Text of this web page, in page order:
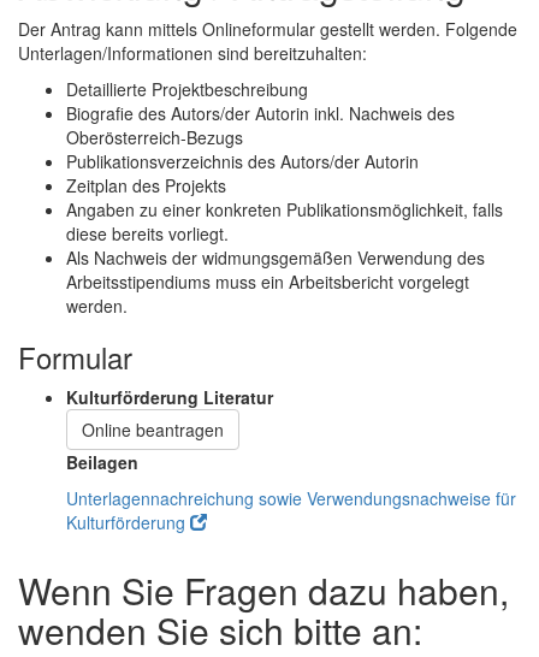
Der Antrag kann mittels Onlineformular gestellt werden. Folgende
Unterlagen/Informationen sind bereitzuhalten:
Detaillierte Projektbeschreibung
Biografie des Autors/der Autorin inkl. Nachweis des
Oberösterreich-Bezugs
Publikationsverzeichnis des Autors/der Autorin
Zeitplan des Projekts
Angaben zu einer konkreten Publikationsmöglichkeit, falls
diese bereits vorliegt.
Als Nachweis der widmungsgemäßen Verwendung des
Arbeitsstipendiums muss ein Arbeitsbericht vorgelegt
werden.
Formular
Kulturförderung Literatur
Online beantragen
Beilagen
Unterlagennachreichung sowie Verwendungsnachweise für
Kulturförderung
Wenn Sie Fragen dazu haben,
wenden Sie sich bitte an: